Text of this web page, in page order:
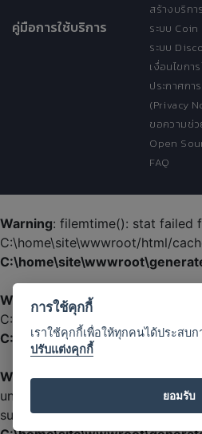
สร้างบริกา
คู่มือการใช้บริการ
ระบบ Coin
ระบบ
เงื่อนไขกา
ประกาศก
(Privacy
ขอความช่ว
Open
FAQ
Warning: filemtime(): stat failed
C:\home\site\wwwroot/html/
Warning: filemtime(): stat failed
C:\home\site\wwwroot/html/
Warning:
unlink(C:\home\site\wwwroot/
such file or directory in
การใช้คุกกี้
เราใช้คุกกี้เพื่อให้ทุกคนได้ประสบ
ปรับแต่งคุกกี้
ยอมรับ